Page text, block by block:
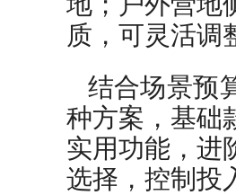
质，可灵活调
结合场景预
种方案，基础
实用功能，进
选择，控制投